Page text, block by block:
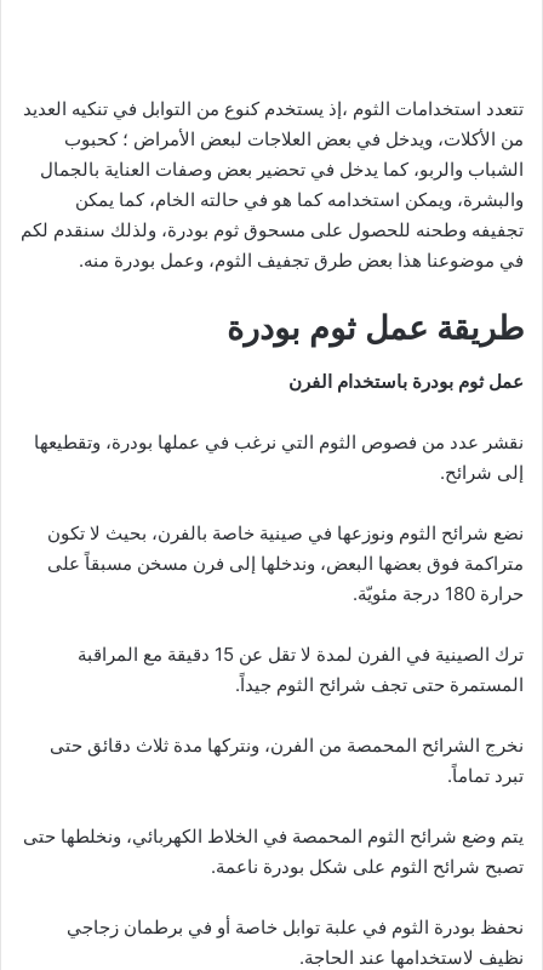
تتعدد استخدامات الثوم ،إذ يستخدم كنوع من التوابل في تنكيه العديد
من الأكلات، ويدخل في بعض العلاجات لبعض الأمراض ؛ كحبوب
الشباب والربو، كما يدخل في تحضير بعض وصفات العناية بالجمال
والبشرة، ويمكن استخدامه كما هو في حالته الخام، كما يمكن
تجفيفه وطحنه للحصول على مسحوق ثوم بودرة، ولذلك سنقدم لكم
في موضوعنا هذا بعض طرق تجفيف الثوم، وعمل بودرة منه.
طريقة عمل ثوم بودرة
عمل ثوم بودرة باستخدام الفرن
نقشر عدد من فصوص الثوم التي نرغب في عملها بودرة، وتقطيعها
إلى شرائح.
نضع شرائح الثوم ونوزعها في صينية خاصة بالفرن، بحيث لا تكون
متراكمة فوق بعضها البعض، وندخلها إلى فرن مسخن مسبقاً على
حرارة 180 درجة مئويّة.
ترك الصينية في الفرن لمدة لا تقل عن 15 دقيقة مع المراقبة
المستمرة حتى تجف شرائح الثوم جيداً.
نخرج الشرائح المحمصة من الفرن، ونتركها مدة ثلاث دقائق حتى
تبرد تماماً.
يتم وضع شرائح الثوم المحمصة في الخلاط الكهربائي، ونخلطها حتى
تصبح شرائح الثوم على شكل بودرة ناعمة.
نحفظ بودرة الثوم في علبة توابل خاصة أو في برطمان زجاجي
نظيف لاستخدامها عند الحاجة.